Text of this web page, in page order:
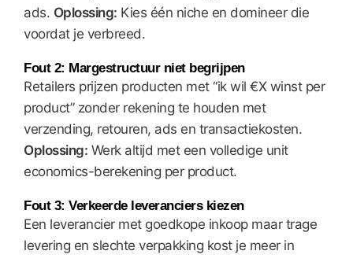
ads. Oplossing: Kies één niche en domineer die
voordat je verbreed.
Fout 2: Margestructuur niet begrijpen
Retailers prijzen producten met “ik wil €X winst per
product” zonder rekening te houden met
verzending, retouren, ads en transactiekosten.
Oplossing: Werk altijd met een volledige unit
economics-berekening per product.
Fout 3: Verkeerde leveranciers kiezen
Een leverancier met goedkope inkoop maar trage
levering en slechte verpakking kost je meer in